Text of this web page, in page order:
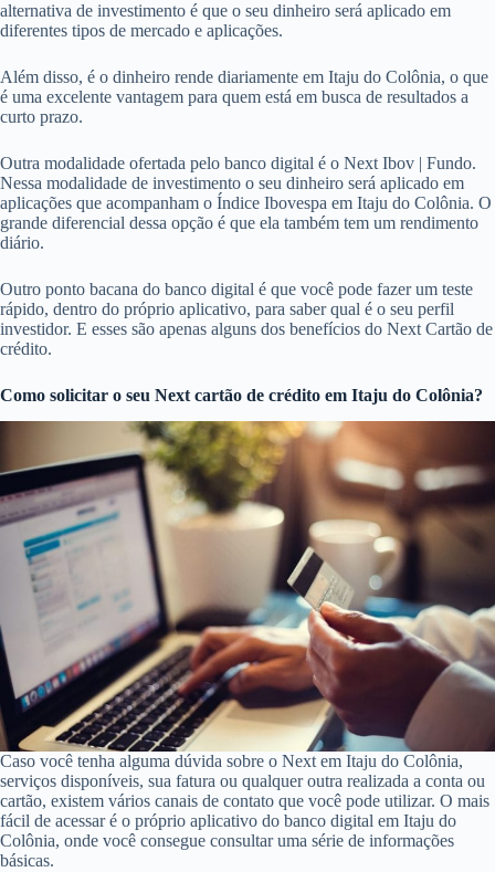
alternativa de investimento é que o seu dinheiro será aplicado em
diferentes tipos de mercado e aplicações.
Além disso, é o dinheiro rende diariamente em Itaju do Colônia, o que
é uma excelente vantagem para quem está em busca de resultados a
curto prazo.
Outra modalidade ofertada pelo banco digital é o Next Ibov | Fundo.
Nessa modalidade de investimento o seu dinheiro será aplicado em
aplicações que acompanham o Índice Ibovespa em Itaju do Colônia. O
grande diferencial dessa opção é que ela também tem um rendimento
diário.
Outro ponto bacana do banco digital é que você pode fazer um teste
rápido, dentro do próprio aplicativo, para saber qual é o seu perfil
investidor. E esses são apenas alguns dos benefícios do Next Cartão de
crédito.
Como solicitar o seu Next cartão de crédito em Itaju do Colônia?
Caso você tenha alguma dúvida sobre o Next em Itaju do Colônia,
serviços disponíveis, sua fatura ou qualquer outra realizada a conta ou
cartão, existem vários canais de contato que você pode utilizar. O mais
fácil de acessar é o próprio aplicativo do banco digital em Itaju do
Colônia, onde você consegue consultar uma série de informações
básicas.